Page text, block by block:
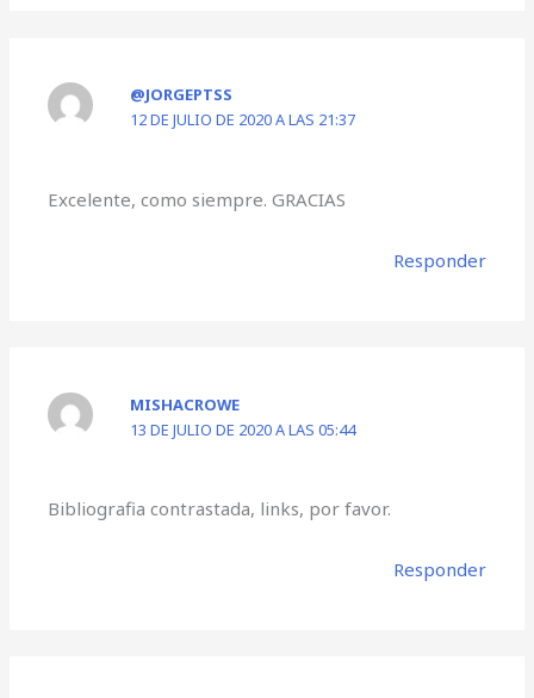
@JORGEPTSS
12 DE JULIO DE 2020 A LAS 21:37
Excelente, como siempre. GRACIAS
Responder
MISHACROWE
13 DE JULIO DE 2020 A LAS 05:44
Bibliografia contrastada, links, por favor.
Responder